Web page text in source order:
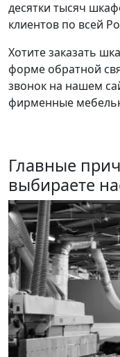
десятки тысяч
клиентов по всей
Хотите заказать
форме обратной
звонок на нашем
фирменные
Главные
выбираете